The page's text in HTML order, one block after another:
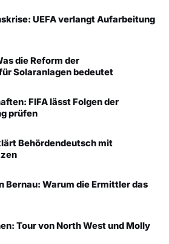
UEFA verlangt Aufarbeitung
die Reform der
Solaranlagen bedeutet
FIFA lässt Folgen der
prüfen
Behördendeutsch mit
Bernau: Warum die Ermittler das
Tour von North West und Molly